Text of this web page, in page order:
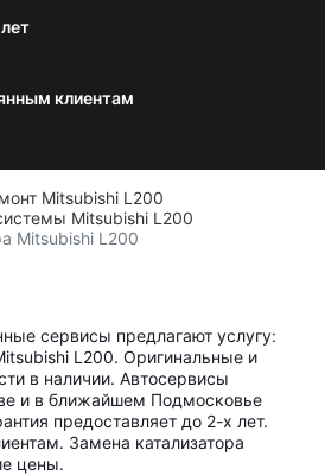
клиентам
Mitsubishi L200
Mitsubishi L200
Mitsubishi L200
сервисы предлагают услугу:
L200. Оригинальные и
в наличии. Автосервисы
и в ближайшем Подмосковье
предоставляет до 2-х лет.
Замена катализатора
цены.